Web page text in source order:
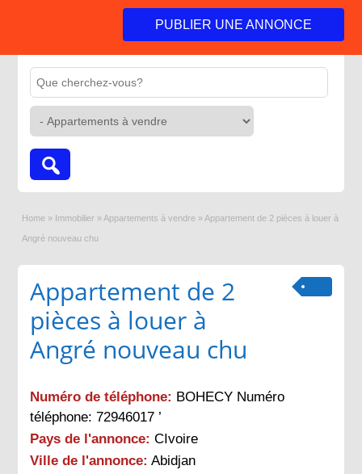
PUBLIER UNE ANNONCE
Home » Immobilier » Appartements à vendre » Appartement de 2 pièces à louer à
Angré nouveau chu
Appartement de 2
pièces à louer à
Angré nouveau chu
Numéro de téléphone: BOHECY Numéro
téléphone: 72946017 ’
Pays de l'annonce: CIvoire
Ville de l'annonce: Abidjan